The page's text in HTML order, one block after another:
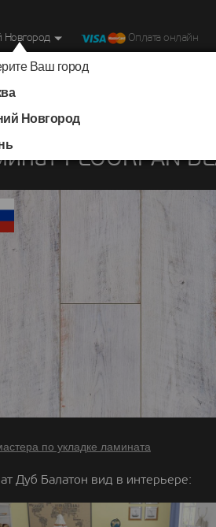
Ваш город
Новгород
Оплата онлайн
Новгород, Ул. Республиканская д.43
FLOORPAN
по укладке ламината
Дуб Балатон вид в интерьере: